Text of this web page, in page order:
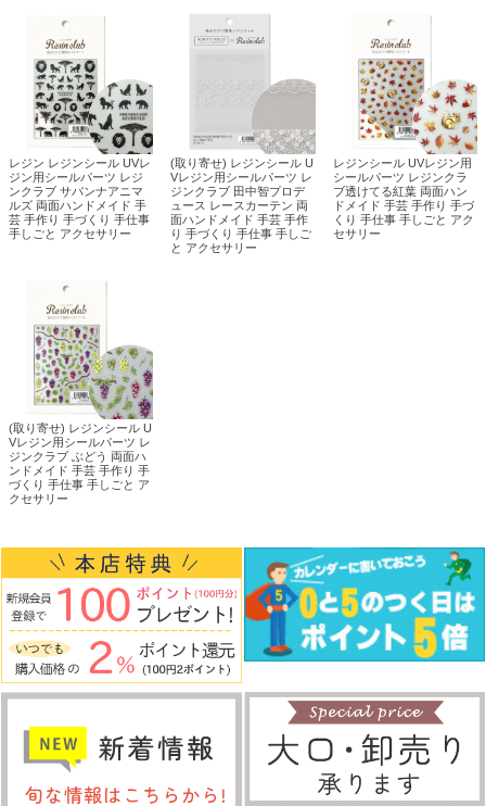
レジン レジンシール UVレ
ジン用シールパーツ レジ
ンクラブ サバンナアニマ
ルズ 両面ハンドメイド 手
芸 手作り 手づくり 手仕事
手しごと アクセサリー
(取り寄せ) レジンシール U
Vレジン用シールパーツ レ
ジンクラブ 田中智プロデ
ュース レースカーテン 両
面ハンドメイド 手芸 手作
り 手づくり 手仕事 手しご
と アクセサリー
レジンシール UVレジン用
シールパーツ レジンクラ
ブ透けてる紅葉 両面ハン
ドメイド 手芸 手作り 手づ
くり 手仕事 手しごと アク
セサリー
(取り寄せ) レジンシール U
Vレジン用シールパーツ レ
ジンクラブ ぶどう 両面ハ
ンドメイド 手芸 手作り 手
づくり 手仕事 手しごと ア
クセサリー